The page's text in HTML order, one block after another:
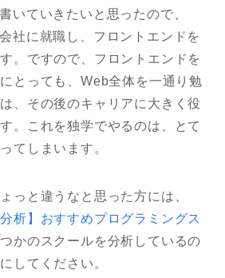
いていきたいと思ったので、
社に就職し、フロントエンドを
。ですので、フロントエンドを
とっても、Web全体を一通り勉
、その後のキャリアに大きく役
。これを独学でやるのは、とて
てしまいます。
っと違うなと思った方には、
析】おすすめプログラミングス
かのスクールを分析しているの
してください。